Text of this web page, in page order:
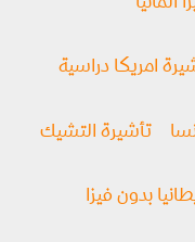
امريكا دراسية
تأشيرة التشيك
بدون فيزا